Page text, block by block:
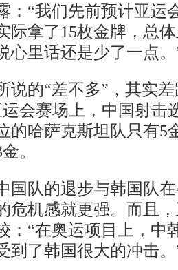
“我们先前预计亚运
际拿了15枚金牌，总
心里话还是少了一点。
的“差不多”，其实差
会赛场上，中国射击
的哈萨克斯坦队只有5
。
队的退步与韩国队在
危机感就更强。而且
：“在奥运项目上，中
到了韩国很大的冲击。